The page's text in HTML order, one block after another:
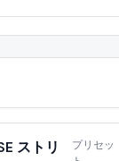
ストリ
プリセッ